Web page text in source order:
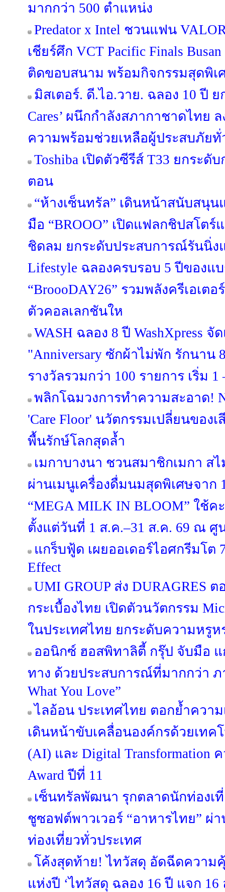
มากกว่า 500 ตำแหน่ง
Predator x Intel ชวนแฟน
เชียร์ศึก VCT Pacific Finals
ติดขอบสนาม พร้อมกิจกรรมสุดพิเ
มิสเตอร์. ดี.ไอ.วาย. ฉลอง 10 ปี ย
Cares’ ผนึกกำลังสภากาชาดไทย
ความพร้อมช่วยเหลือผู้ประสบภัยทั่
Toshiba เปิดตัวซีรีส์ T33 ยกระดั
ตอน
“ห้างเซ็นทรัล” เดินหน้าสนับสนุ
มือ “BROOO” เปิดแฟลกชิปสโต
ชิดลม ยกระดับประสบการณ์รันนิ่ง
Lifestyle ฉลองครบรอบ 5 ปีของแ
“BroooDAY26” รวมพลังครีเอเต
ตัวคอลเลกชันให
WASH ฉลอง 8 ปี WashXpress
"Anniversary ซักผ้าไม่พัก รักนา
รางวัลรวมกว่า 100 รายการ เริ่ม 1
พลิกโฉมวงการทำความสะอาด!
'Care Floor' นวัตกรรมเปลี่ยนของ
พื้นรักษ์โลกสุดล้ำ
เมกาบางนา ชวนสมาชิกเมกา ส
ผ่านเมนูเครื่องดื่มนมสุดพิเศษจาก
“MEGA MILK IN BLOOM” ใช้
ตั้งแต่วันที่ 1 ส.ค.–31 ส.ค. 69 ณ ศู
แกร็บฟู้ด เผยออเดอร์ไอศกรีมโต
Effect
UMI GROUP ส่ง DURAGRES
กระเบื้องไทย เปิดตัวนวัตกรรม
ในประเทศไทย ยกระดับความหรู
ออนิกซ์ ฮอสพิทาลิตี้ กรุ๊ป จับมือ แ
ทาง ด้วยประสบการณ์ที่มากกว่า ภ
What You Love”
ไลอ้อน ประเทศไทย ตอกย้ำควา
เดินหน้าขับเคลื่อนองค์กรด้วยเท
(AI) และ Digital Transformation ค
Award ปีที่ 11
เซ็นทรัลพัฒนา รุกตลาดนักท่องเ
ชูซอฟต์พาวเวอร์ “อาหารไทย” ผ่า
ท่องเที่ยวทั่วประเทศ
โค้งสุดท้าย! ไทวัสดุ อัดฉีดควา
แห่งปี ‘ไทวัสดุ ฉลอง 16 ปี แจก